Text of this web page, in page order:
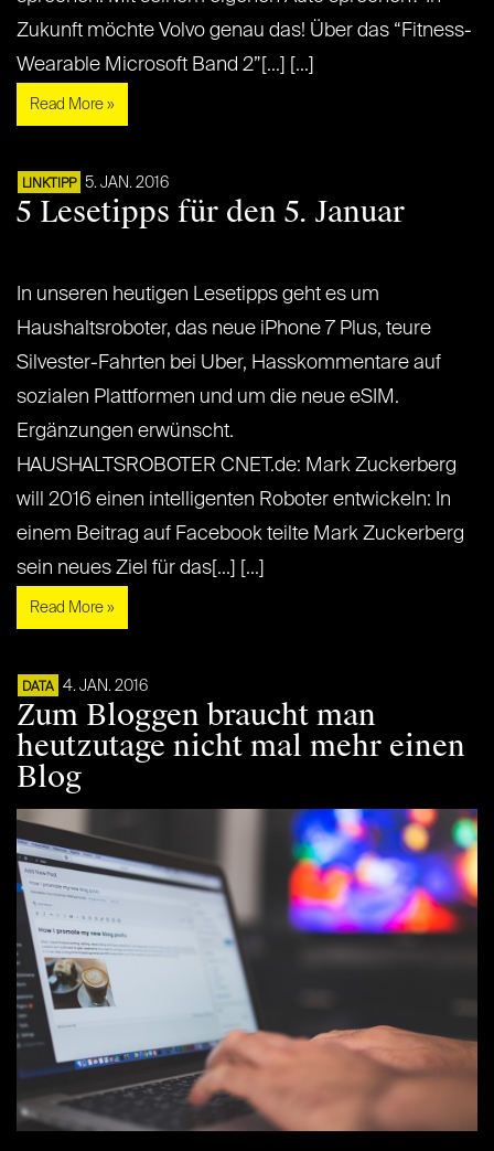
Zukunft möchte Volvo genau das! Über das “Fitness-
Wearable Microsoft Band 2”[...] [...]
Read More »
LINKTIPP 5. JAN. 2016
5 Lesetipps für den 5. Januar
In unseren heutigen Lesetipps geht es um
Haushaltsroboter, das neue iPhone 7 Plus, teure
Silvester-Fahrten bei Uber, Hasskommentare auf
sozialen Plattformen und um die neue eSIM.
Ergänzungen erwünscht.
HAUSHALTSROBOTER CNET.de: Mark Zuckerberg
will 2016 einen intelligenten Roboter entwickeln: In
einem Beitrag auf Facebook teilte Mark Zuckerberg
sein neues Ziel für das[...] [...]
Read More »
DATA 4. JAN. 2016
Zum Bloggen braucht man
heutzutage nicht mal mehr einen
Blog